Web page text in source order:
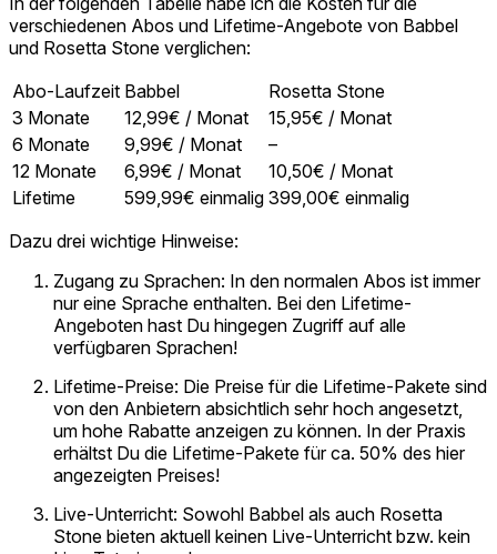
verschiedenen Abos und Lifetime-Angebote von Babbel
und Rosetta Stone verglichen:
Abo-Laufzeit Babbel
Rosetta Stone
3 Monate
12,99€ / Monat
15,95€ / Monat
6 Monate
9,99€ / Monat
–
12 Monate
6,99€ / Monat
10,50€ / Monat
Lifetime
599,99€ einmalig 399,00€ einmalig
Dazu drei wichtige Hinweise:
Zugang zu Sprachen: In den normalen Abos ist immer
nur eine Sprache enthalten. Bei den Lifetime-
Angeboten hast Du hingegen Zugriff auf alle
verfügbaren Sprachen!
Lifetime-Preise: Die Preise für die Lifetime-Pakete sind
von den Anbietern absichtlich sehr hoch angesetzt,
um hohe Rabatte anzeigen zu können. In der Praxis
erhältst Du die Lifetime-Pakete für ca. 50% des hier
angezeigten Preises!
Live-Unterricht: Sowohl Babbel als auch Rosetta
Stone bieten aktuell keinen Live-Unterricht bzw. kein